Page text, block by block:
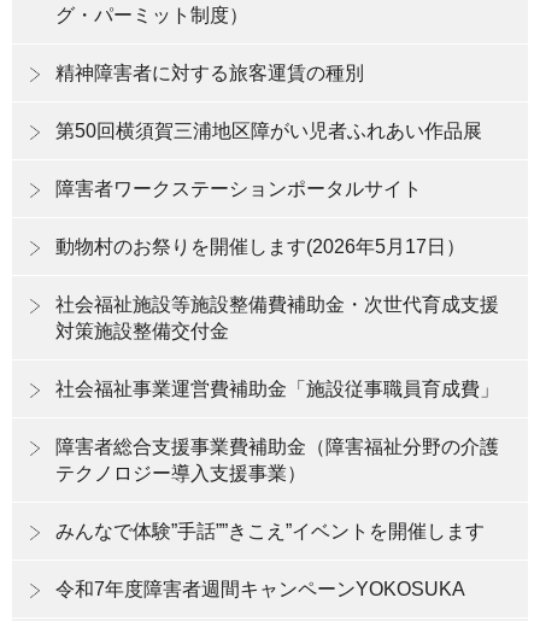
グ・パーミット制度）
精神障害者に対する旅客運賃の種別
第50回横須賀三浦地区障がい児者ふれあい作品展
障害者ワークステーションポータルサイト
動物村のお祭りを開催します(2026年5月17日）
社会福祉施設等施設整備費補助金・次世代育成支援
対策施設整備交付金
社会福祉事業運営費補助金「施設従事職員育成費」
障害者総合支援事業費補助金（障害福祉分野の介護
テクノロジー導入支援事業）
みんなで体験”手話””きこえ”イベントを開催します
令和7年度障害者週間キャンペーンYOKOSUKA